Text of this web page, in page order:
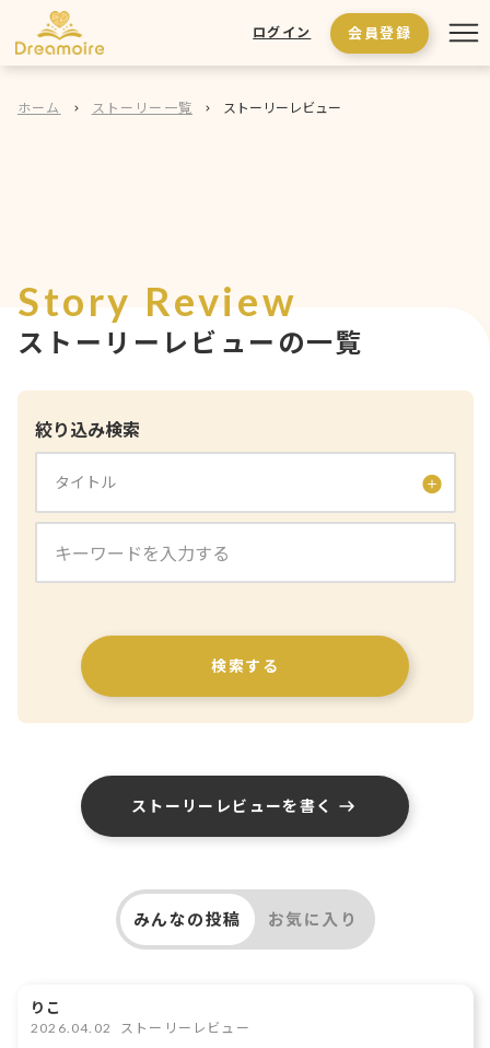
ログイン 会員登録
ホーム ストーリー一覧 ストーリーレビュー
Story Review
ストーリーレビューの一覧
絞り込み検索
タイトル
検索する
ストーリーレビューを書く
みんなの投稿 お気に入り
りこ
2026.04.02 ストーリーレビュー